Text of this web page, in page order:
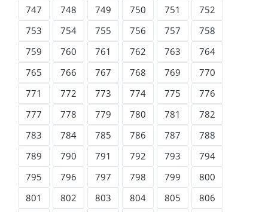
747
748 749 750 751
752
753
754 755 756 757
758
759
760 761 762 763
764
765
766 767 768 769
770
771
772 773 774 775
776
777
778 779 780 781
782
783
784 785 786 787
788
789
790 791 792 793
794
795
796 797 798 799
800
801
802 803 804 805
806